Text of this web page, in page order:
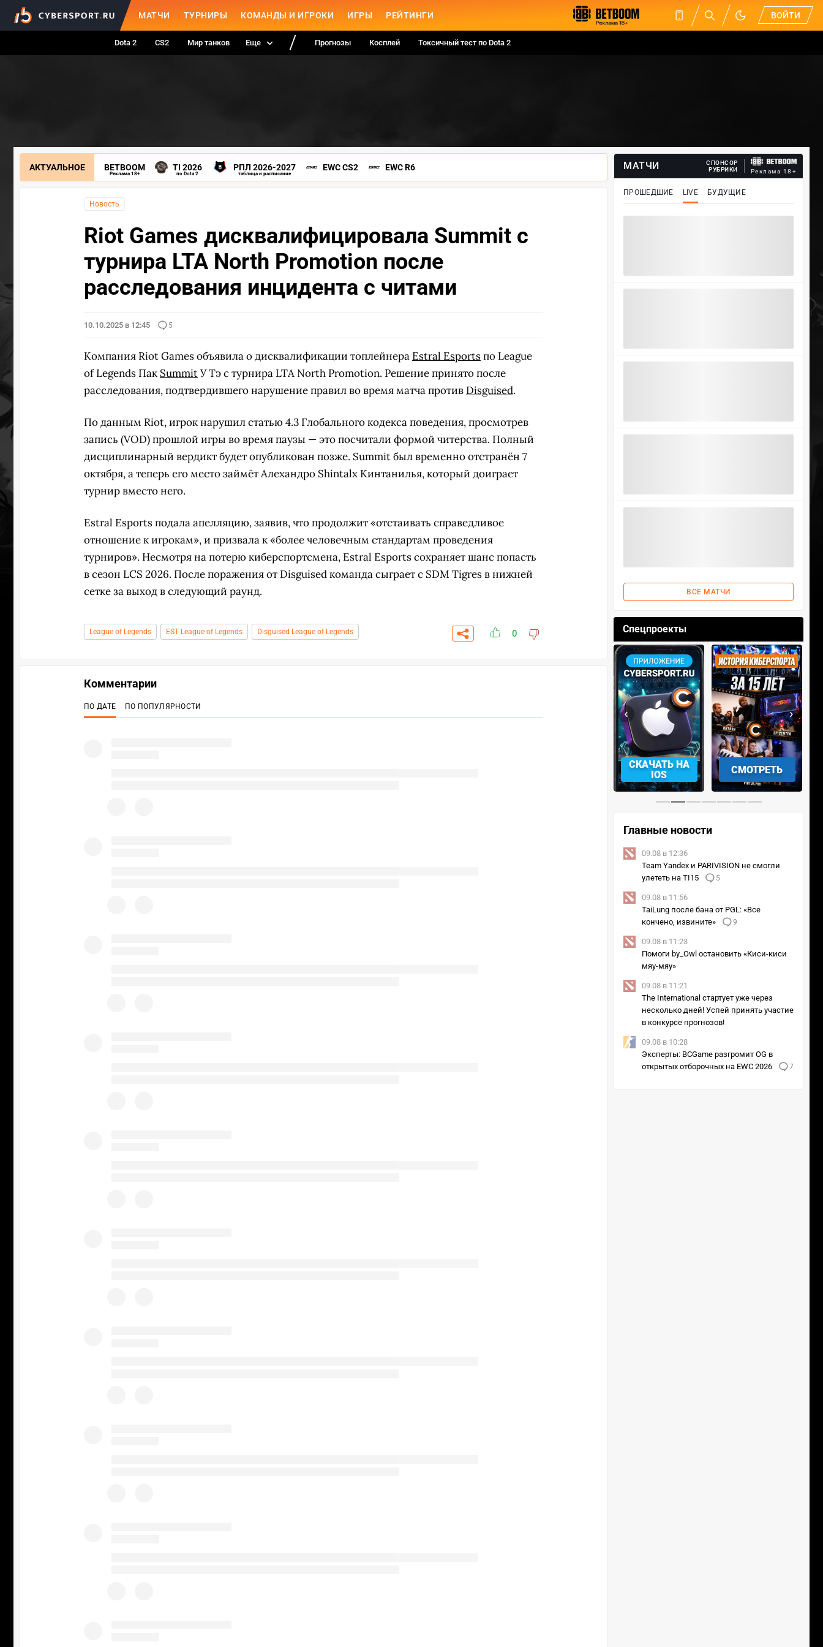
МАТЧИ ТУРНИРЫ КОМАНДЫ И ИГРОКИ ИГРЫ РЕЙТИНГИ ВОЙТИ
Dota 2 CS2 Мир танков Еще Прогнозы Косплей Токсичный тест по Dota 2
АКТУАЛЬНОЕ BETBOOM
Реклама 18+
TI 2026
по Dota 2
РПЛ 2026-2027
таблица и расписание
EWC CS2 EWC R6
Новость
Riot Games дисквалифицировала Summit с
турнира LTA North Promotion после
расследования инцидента с читами
10.10.2025 в 12:45 5
Компания Riot Games объявила о дисквалификации топлейнера Estral Esportsпо League
of Legends Пак SummitУ Тэ с турнира LTA North Promotion. Решение принято после
расследования, подтвердившего нарушение правил во время матча против Disguised.
По данным Riot, игрок нарушил статью 4.3 Глобального кодекса поведения, просмотрев
запись (VOD) прошлой игры во время паузы — это посчитали формой читерства. Полный
дисциплинарный вердикт будет опубликован позже. Summit был временно отстранён 7
октября, а теперь его место займёт Алехандро Shintalx Кинтанилья, который доиграет
турнир вместо него.
Estral Esports подала апелляцию, заявив, что продолжит «отстаивать справедливое
отношение к игрокам», и призвала к «более человечным стандартам проведения
турниров». Несмотря на потерю киберспортсмена, Estral Esports сохраняет шанс попасть
в сезон LCS 2026. После поражения от Disguised команда сыграет с SDM Tigres в нижней
сетке за выход в следующий раунд.
League of Legends EST League of Legends Disguised League of Legends 0
МАТЧИ
СПОНСОР
РУБРИКИ
Реклама 18+
ПРОШЕДШИЕ LIVE БУДУЩИЕ
ВСЕ МАТЧИ
Спецпроекты
СКАЧАТЬ НА
IOS
СМОТРЕТЬ
‹ ›
Главные новости
09.08 в 12:36
Team Yandex и PARIVISION не смогли
улететь на TI15
5
09.08 в 11:56
TaiLung после бана от PGL: «Все
кончено, извините»
9
09.08 в 11:23
Помоги by_Owl остановить «Киси-киси
мяу-мяу»
09.08 в 11:21
The International стартует уже через
несколько дней! Успей принять участие
в конкурсе прогнозов!
09.08 в 10:28
Эксперты: BCGame разгромит OG в
открытых отборочных на EWC 2026
7
Комментарии
ПО ДАТЕ ПО ПОПУЛЯРНОСТИ